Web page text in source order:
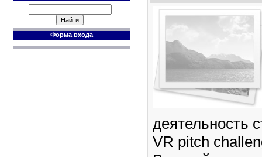
Форма входа
деятельность
VR pitch